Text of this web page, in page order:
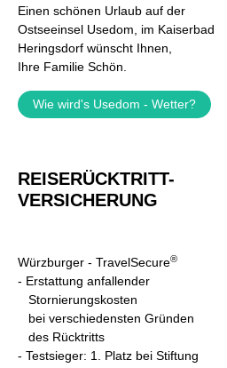
Einen schönen Urlaub auf der
Ostseeinsel Usedom, im Kaiserbad
Heringsdorf wünscht Ihnen,
Ihre Familie Schön.
Wie wird's Usedom - Wetter?
REISERÜCKTRITT-
VERSICHERUNG
Würzburger - TravelSecure®
- Erstattung anfallender
Stornierungskosten
bei verschiedensten Gründen
des Rücktritts
- Testsieger: 1. Platz bei Stiftung